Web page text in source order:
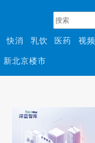
快消 乳饮 医药 视频
新北京楼市